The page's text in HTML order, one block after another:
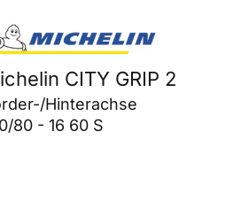
CITY GRIP 2
Hinterachse
80 - 16 60 S